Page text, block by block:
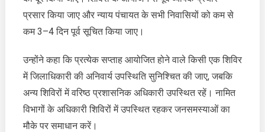
प्रसार किया जाए और न्याय पंचायत के सभी निवासियों को कम से
कम 3–4 दिन पूर्व सूचित किया जाए।
उन्होंने कहा कि प्रत्येक सप्ताह आयोजित होने वाले किसी एक शिविर
में जिलाधिकारी की अनिवार्य उपस्थिति सुनिश्चित की जाए, जबकि
अन्य शिविरों में वरिष्ठ प्रशासनिक अधिकारी उपस्थित रहें। नामित
विभागों के अधिकारी शिविरों में उपस्थित रहकर जनसमस्याओं का
मौके पर समाधान करें।